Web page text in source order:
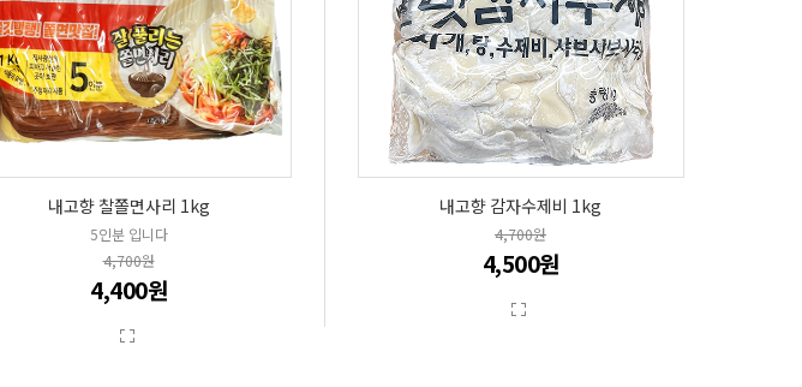
내고향 찰쫄면사리 1kg
5인분 입니다
4,700원
4,400원
내고향 감자수제비 1kg
4,700원
4,500원